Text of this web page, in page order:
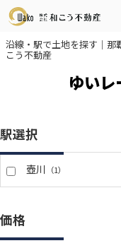
沿線・駅で土地を探す｜那
こう不動産
ゆい
駅選択
壺川 （1）
価格